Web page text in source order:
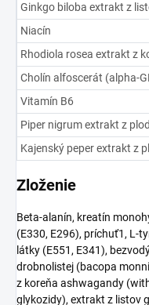
Ginkgo biloba extrakt z
Niacín
Rhodiola rosea extrakt z
Cholín alfoscerát (alpha-
Vitamín B6
Piper nigrum extrakt z
Kajenský peper extrakt z
Zloženie
Beta-alanín, kreatín
(E330, E296), príchuť1, L-
látky (E551, E341),
drobnolistej (bacopa
z koreňa ashwagandy
glykozidy), extrakt z listov